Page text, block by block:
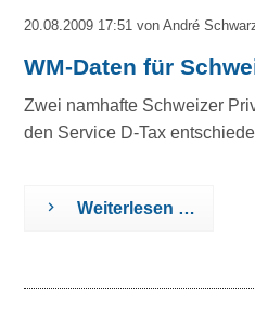
20.08.2009 17:51 von André
WM-Daten für
Zwei namhafte Schweizer
den Service D-Tax
Weiterlesen …